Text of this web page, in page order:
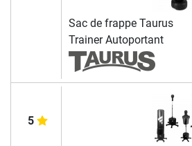
Sac de frappe Taurus
Trainer Autoportant
5